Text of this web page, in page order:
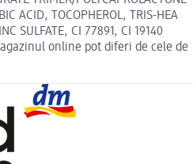
ACID, TOCOPHEROL, TRIS-HEA
SULFATE, CI 77891, CI 19140
online pot diferi de cele de